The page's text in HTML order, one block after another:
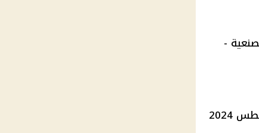
بلغت قيمة سعر الذهب عيار 21 بمنتصف تعاملات اليوم الاثنين 19 أغسطس 2024